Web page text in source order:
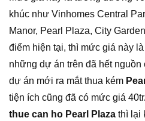
khúc như Vinhomes Central
Manor, Pearl Plaza, City
điểm hiện tại, thì mức giá này
những dự án trên đã hết nguồn
dự án mới ra mắt thua kém
tiện ích cũng đã có mức giá
thue can ho Pearl Plaza thì lại